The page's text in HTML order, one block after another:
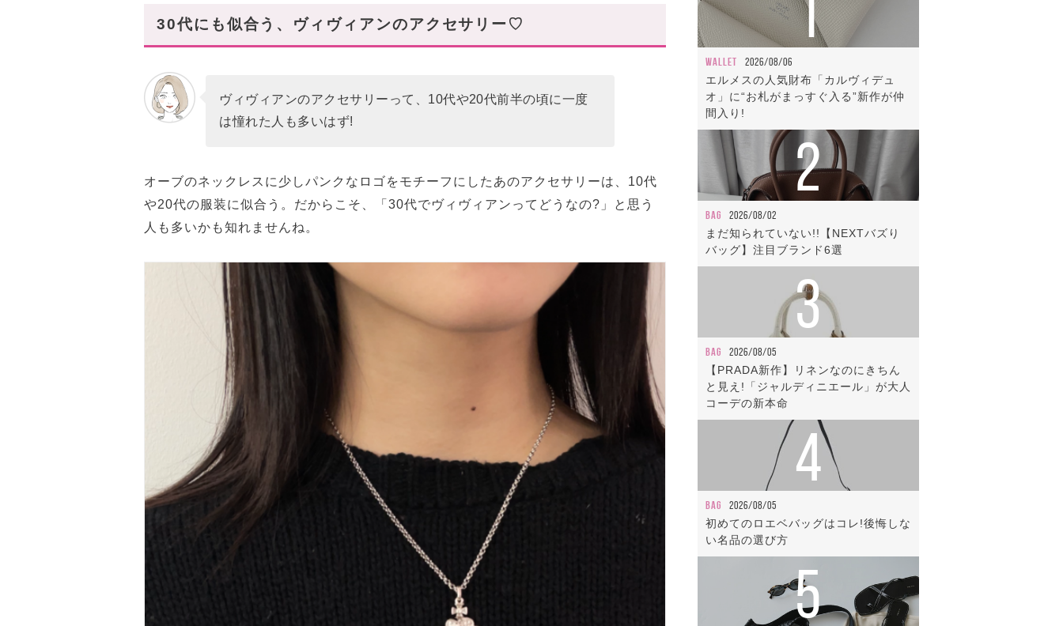
素材を「アップグレード」する
おすすめするアイテムは?狙いたいヴィヴィアンアクセサリー
上品さも合わせ持つ「パールアクセサリー」
「シグネットリング」か「華奢リング」
スタハ編集部の「ヴィヴィアン・穴場アクセ」レビュー動画も✓
30代の今だからこそ、少しだけ遊び心のあるアクセサリーを!
30代にも似合う、ヴィヴィアンのアクセサリー♡
ヴィヴィアンのアクセサリーって、10代や20代前半の頃に一度
は憧れた人も多いはず!
オーブのネックレスに少しパンクなロゴをモチーフにしたあのアクセサリーは、10代
や20代の服装に似合う。だからこそ、「30代でヴィヴィアンってどうなの?」と思う
人も多いかも知れませんね。
WALLET 2026/08/06
エルメスの人気財布「カルヴィデュ
オ」に“お札がまっすぐ入る”新作が仲
間入り!
2
BAG 2026/08/02
まだ知られていない!!【NEXTバズり
バッグ】注目ブランド6選
3
BAG 2026/08/05
【PRADA新作】リネンなのにきちん
と見え!「ジャルディニエール」が大人
コーデの新本命
4
BAG 2026/08/05
初めてのロエベバッグはコレ!後悔しな
い名品の選び方
5